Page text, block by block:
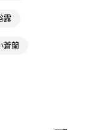
「AFTEE先享後付」
，可透過四大超商／
要取消訂單，請聯絡
露
蒼蘭